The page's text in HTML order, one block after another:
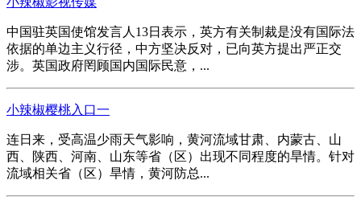
中国驻英国使馆发言人13日表示，英方有关制裁是没有国际法
依据的单边主义行径，中方坚决反对，已向英方提出严正交
涉。英国政府罔顾国内国际民意，...
小辣椒樱桃入口一
连日来，受高温少雨天气影响，黄河流域甘肃、内蒙古、山
西、陕西、河南、山东等省（区）出现不同程度的旱情。针对
流域相关省（区）旱情，黄河防总...